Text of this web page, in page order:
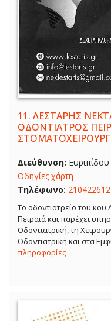
11. ΛΕΣΤΑΡΗΣ
ΟΔΟΝΤΙΑΤΡΟΣ
Διεύθυνση: Ευριπίδου
Οδηγίες χάρτη
Τηλέφωνο:
Το οδοντιατρείο του
Πειραιά και παρέχει
Οδοντιατρική, τη
Οδοντιατρική και στα
πληροφορίες